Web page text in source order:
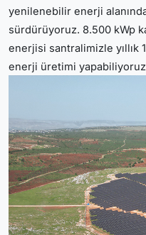
yenilenebilir enerji
sürdürüyoruz. 8.500 kWp
enerjisi santralimizle yıllık
enerji üretimi